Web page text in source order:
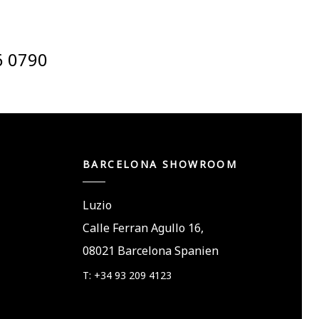
0790
BARCELONA SHOWROOM
Luzio
Calle Ferran Agullo 16,
08021 Barcelona Spanien
T: +34 93 209 4123